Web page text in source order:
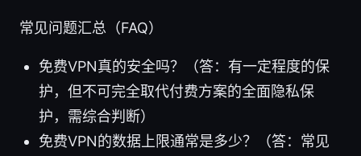
常见问题汇总（FAQ）
免费VPN真的安全吗？（答：有一定程度的保
护，但不可完全取代付费方案的全面隐私保
护，需综合判断）
免费VPN的数据上限通常是多少？（答：常见